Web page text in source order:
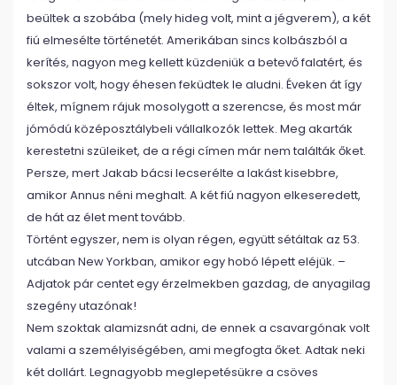
beültek a szobába (mely hideg volt, mint a jégverem), a két
fiú elmesélte történetét. Amerikában sincs kolbászból a
kerítés, nagyon meg kellett küzdeniük a betevő falatért, és
sokszor volt, hogy éhesen feküdtek le aludni. Éveken át így
éltek, mígnem rájuk mosolygott a szerencse, és most már
jómódú középosztálybeli vállalkozók lettek. Meg akarták
kerestetni szüleiket, de a régi címen már nem találták őket.
Persze, mert Jakab bácsi lecserélte a lakást kisebbre,
amikor Annus néni meghalt. A két fiú nagyon elkeseredett,
de hát az élet ment tovább.
Történt egyszer, nem is olyan régen, együtt sétáltak az 53.
utcában New Yorkban, amikor egy hobó lépett eléjük. –
Adjatok pár centet egy érzelmekben gazdag, de anyagilag
szegény utazónak!
Nem szoktak alamizsnát adni, de ennek a csavargónak volt
valami a személyiségében, ami megfogta őket. Adtak neki
két dollárt. Legnagyobb meglepetésükre a csöves